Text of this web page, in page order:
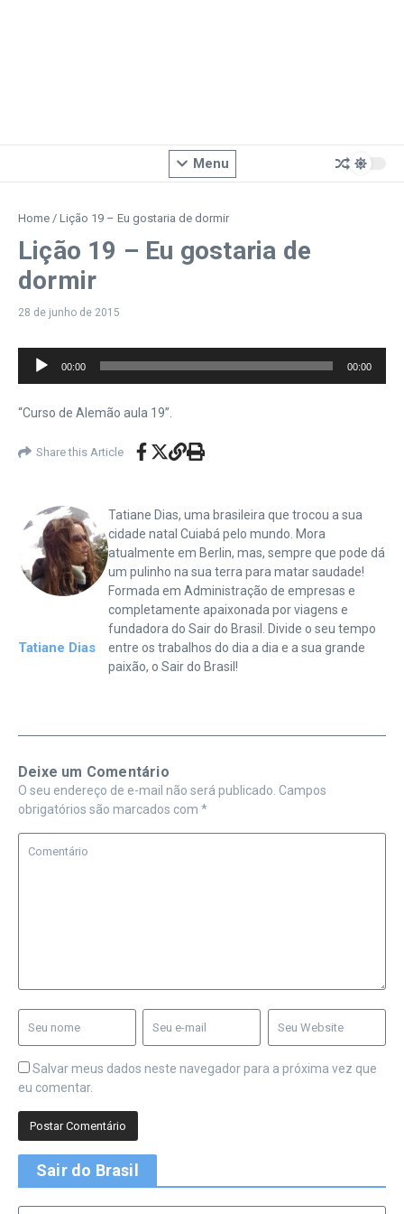
Menu
Home / Lição 19 – Eu gostaria de dormir
Lição 19 – Eu gostaria de
dormir
28 de junho de 2015
Tocador
00:00 00:00
“Curso de Alemão aula 19”.
Share this Article
Tatiane Dias
Tatiane Dias, uma brasileira que trocou a sua
cidade natal Cuiabá pelo mundo. Mora
atualmente em Berlin, mas, sempre que pode dá
um pulinho na sua terra para matar saudade!
Formada em Administração de empresas e
completamente apaixonada por viagens e
fundadora do Sair do Brasil. Divide o seu tempo
entre os trabalhos do dia a dia e a sua grande
paixão, o Sair do Brasil!
Deixe um Comentário
O seu endereço de e-mail não será publicado. Campos
obrigatórios são marcados com *
Salvar meus dados neste navegador para a próxima vez que
eu comentar.
Sair do Brasil